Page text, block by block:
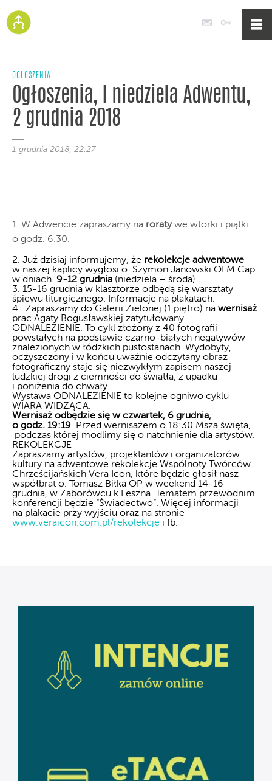
Poczta
OGŁOSZENIA
Ogłoszenia, I niedziela Adwentu,
2 grudnia 2018
1 grudnia 2018, 22:27
1. W Adwencie zapraszamy na roratywe wtorki i piątki
o godz. 6.30.
2. Już dzisiaj informujemy, że rekolekcje adwentowe
w naszej kaplicy wygłosi o. Szymon Janowski OFM Cap.
w dniach 9-12 grudnia (niedziela – środa).
3. 15-16 grudnia w klasztorze odbędą się warsztaty
śpiewu liturgicznego. Informacje na plakatach.
4. Zapraszamy do Galerii Zielonej (1.piętro) na wernisaż
prac Agaty Bogusławskiej zatytułowany
ODNALEZIENIE.
To cykl złożony z 40 fotografii
powstałych na podstawie czarno-białych negatywów
znalezionych w łódzkich pustostanach. Wydobyty,
oczyszczony i w końcu uważnie odczytany obraz
fotograficzny staje się niezwykłym zapisem naszej
ludzkiej drogi z ciemności do światła, z upadku
i poniżenia do chwały.
Wystawa ODNALEZIENIE to kolejne ogniwo cyklu
WIARA WIDZĄCA.
Wernisaż odbędzie się w czwartek, 6 grudnia,
o godz. 19:19. Przed wernisażem o 18:30 Msza święta,
podczas której modlimy się o natchnienie dla artystów.
REKOLEKCJE
Zapraszamy artystów, projektantów i organizatorów
kultury na adwentowe rekolekcje Wspólnoty Twórców
Chrześcijańskich Vera Icon, które będzie głosił nasz
współbrat o. Tomasz Biłka OP w weekend 14-16
grudnia, w Zaborówcu k.Leszna. Tematem przewodnim
konferencji będzie “Świadectwo”. Więcej informacji
na plakacie przy wyjściu oraz na stronie
www.veraicon.com.pl/rekolekcje i fb.